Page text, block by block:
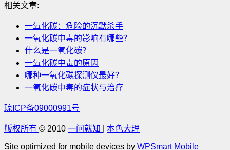
相关文章:
一氧化碳：危险的沉默杀手
一氧化碳中毒的影响有哪些？
什么是一氧化碳？
一氧化碳中毒的原因
哪种一氧化碳探测仪最好？
一氧化碳中毒的症状与治疗
琼ICP备09000991号
版权所有 © 2010 一问就知 本色大理
Site optimized for mobile devices by WPSmart Mobile